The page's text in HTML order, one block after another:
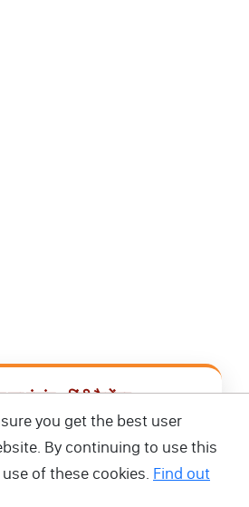
पंचांग • हिंदी कैलेंडर
शुभ मुहूर्त और राशिफल एक ही ऐप में देखें।
कैलेंडर ऐप डाउनलोड करें
you get the best user
By continuing to use this
of these cookies. Find out